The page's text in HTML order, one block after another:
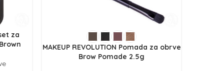
za
MAKEUP REVOLUTION Pomada za obrve
Brow Pomade 2.5g